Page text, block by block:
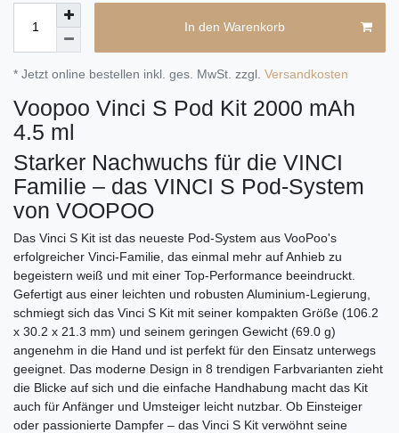
In den Warenkorb
* Jetzt online bestellen inkl. ges. MwSt. zzgl. Versandkosten
Voopoo Vinci S Pod Kit 2000 mAh
4.5 ml
Starker Nachwuchs für die VINCI
Familie – das VINCI S Pod-System
von VOOPOO
Das Vinci S Kit ist das neueste Pod-System aus VooPoo's
erfolgreicher Vinci-Familie, das einmal mehr auf Anhieb zu
begeistern weiß und mit einer Top-Performance beeindruckt.
Gefertigt aus einer leichten und robusten Aluminium-Legierung,
schmiegt sich das Vinci S Kit mit seiner kompakten Größe (106.2
x 30.2 x 21.3 mm) und seinem geringen Gewicht (69.0 g)
angenehm in die Hand und ist perfekt für den Einsatz unterwegs
geeignet. Das moderne Design in 8 trendigen Farbvarianten zieht
die Blicke auf sich und die einfache Handhabung macht das Kit
auch für Anfänger und Umsteiger leicht nutzbar. Ob Einsteiger
oder passionierte Dampfer – das Vinci S Kit verwöhnt seine